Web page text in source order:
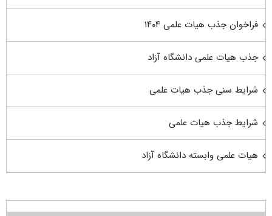
فراخوان جذب هیات علمی ۱۴۰۴
جذب هیات علمی دانشگاه آزاد
شرایط سنی جذب هیات علمی
شرایط جذب هیات علمی
هیات علمی وابسته دانشگاه آزاد